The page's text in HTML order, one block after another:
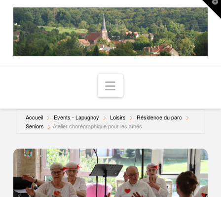
Navigation
Accueil Events - Lapugnoy Loisirs
Résidence du parc
Seniors
Atelier chorégraphique pour les aînés